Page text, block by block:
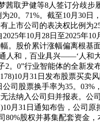
取尹健等8人签订分歧步
20。71%。截至10月30日
上市公司的表决权比例为
年10月28日至2025年
。股价累计涨幅偏离根基
人和，百业具兴——‘人和
2。0”行业智能体的全新
月31日发布股票买卖
司股票换手率为35。
法纳入公司归并报表。公
月31日通知布告，公司
股权并募集配套资金